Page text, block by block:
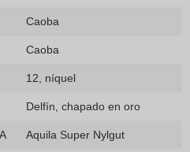
Caoba
Caoba
12, níquel
Delfín, chapado en oro
Aquila Super Nylgut